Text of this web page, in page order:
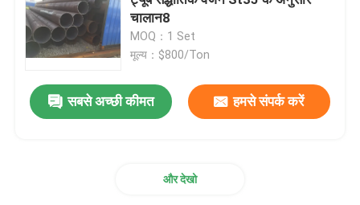
सर्पिल फिन ट्यूब
एक्सट्रूडेड फिन ट्यूब
चालान8
MOQ：1 Set
मूल्य：$800/Ton
सबसे अच्छी कीमत हमसे संपर्क करें
और देखो